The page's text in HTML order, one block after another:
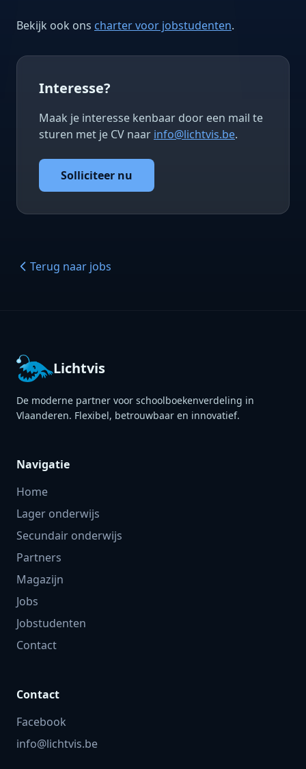
Bekijk ook ons charter voor jobstudenten.
Interesse?
Maak je interesse kenbaar door een mail te
sturen met je CV naar info@lichtvis.be.
Solliciteer nu
Terug naar jobs
Lichtvis
De moderne partner voor schoolboekenverdeling in
Vlaanderen. Flexibel, betrouwbaar en innovatief.
Navigatie
Home
Lager onderwijs
Secundair onderwijs
Partners
Magazijn
Jobs
Jobstudenten
Contact
Contact
Facebook
info@lichtvis.be